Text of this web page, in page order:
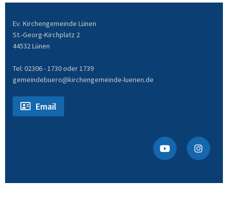
Ev. Kirchengemeinde Lünen
St.-Georg-Kirchplatz 2
44532 Lünen
Tel: 02306 - 1730 oder 1739
gemeindebuero@kirchengemeinde-luenen.de
Email